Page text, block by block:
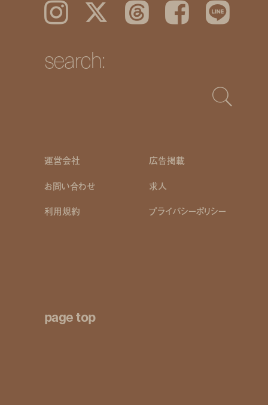
Instagram 𝕏 Threads Facebook LINE
search:
運営会社
広告掲載
お問い合わせ
求人
利用規約
プライバシーポリシー
page top